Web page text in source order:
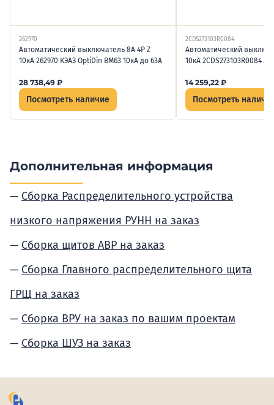
262970
Автоматический выключатель 8А 4P Z
10кА 262970 КЭАЗ OptiDin BM63 10кА до 63А
28 738,49 ₽
Посмотреть наличие
2CDS273103R0084
Автоматический
10кА 2CDS273103R0084
14 259,22 ₽
Посмотреть
Дополнительная информация
Сборка Распределительного устройства
низкого напряжения РУНН на заказ
Сборка щитов АВР на заказ
Сборка Главного распределительного щита
ГРЩ на заказ
Сборка ВРУ на заказ по вашим проектам
Сборка ШУЗ на заказ